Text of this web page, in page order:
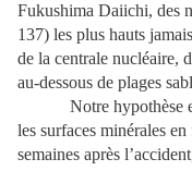
Fukushima Daiichi, des
137) les plus hauts
de la centrale nucléaire,
au-dessous de plages
Notre hypothèse est
les surfaces minérales
semaines après